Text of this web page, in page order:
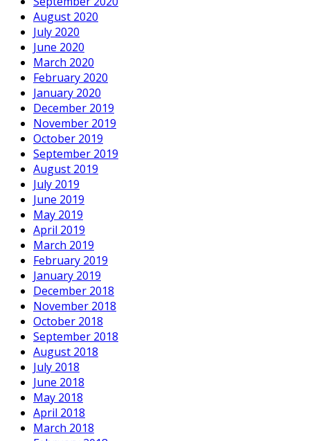
August 2020
July 2020
June 2020
March 2020
February 2020
January 2020
December 2019
November 2019
October 2019
September 2019
August 2019
July 2019
June 2019
May 2019
April 2019
March 2019
February 2019
January 2019
December 2018
November 2018
October 2018
September 2018
August 2018
July 2018
June 2018
May 2018
April 2018
March 2018